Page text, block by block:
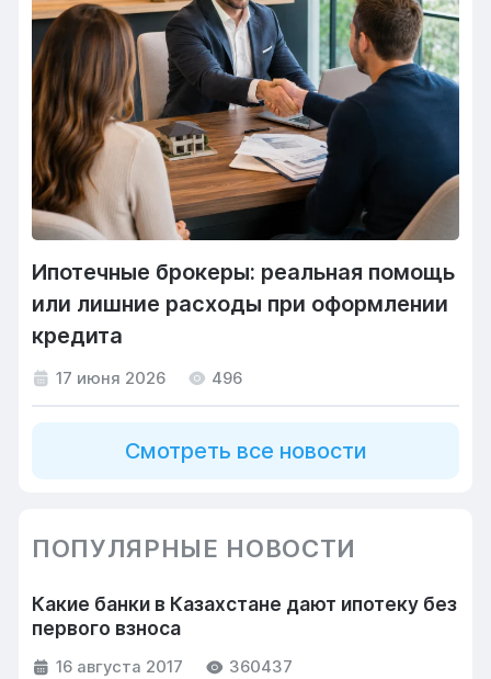
Ипотечные брокеры: реальная помощь
или лишние расходы при оформлении
кредита
17 июня 2026 496
Смотреть все новости
ПОПУЛЯРНЫЕ НОВОСТИ
Какие банки в Казахстане дают ипотеку без
первого взноса
16 августа 2017 360437